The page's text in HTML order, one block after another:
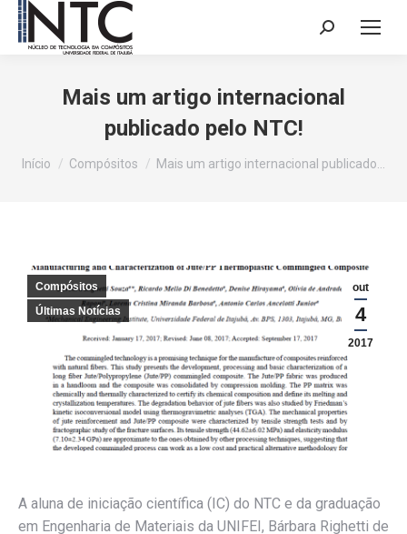
Search:
Mais um artigo internacional
publicado pelo NTC!
Você está aqui:
Início Compósitos Mais um artigo internacional publicado…
out
4
2017
Compósitos
Últimas Notícias
A aluna de iniciação científica (IC) do NTC e da graduação
em Engenharia de Materiais da UNIFEI, Bárbara Righetti de